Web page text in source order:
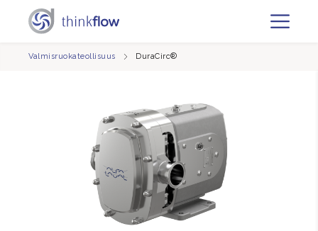
Valmisruokateollisuus DuraCirc®